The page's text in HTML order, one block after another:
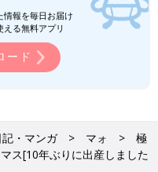
情報を毎日お届け
る無料アプリ
ード
記・マンガ マォ
極
ス[10年ぶりに出産しました